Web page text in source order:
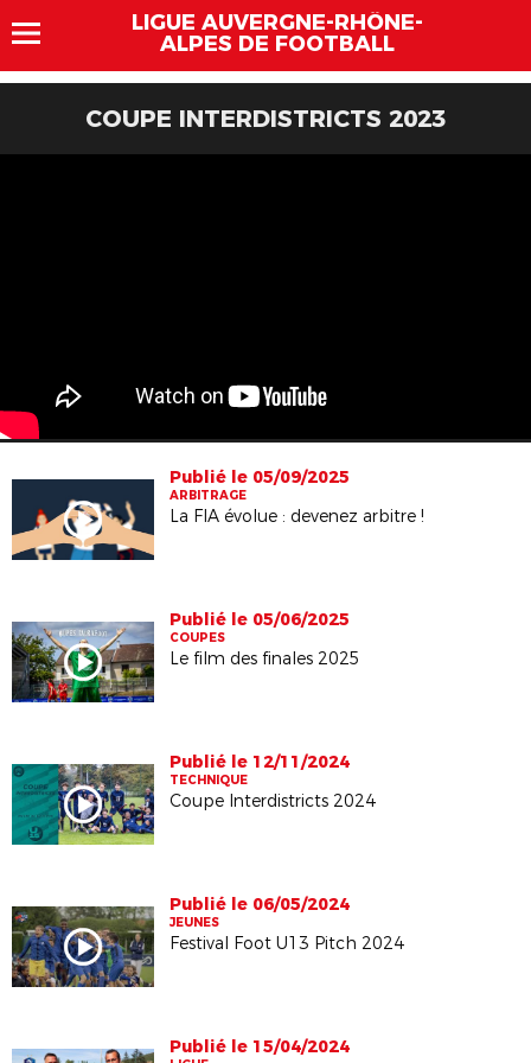
LIGUE AUVERGNE-RHÔNE-
ALPES DE FOOTBALL
COUPE INTERDISTRICTS 2023
Publié le 05/09/2025
ARBITRAGE
La FIA évolue : devenez arbitre !
Publié le 05/06/2025
COUPES
Le film des finales 2025
Publié le 12/11/2024
TECHNIQUE
Coupe Interdistricts 2024
Publié le 06/05/2024
JEUNES
Festival Foot U13 Pitch 2024
Publié le 15/04/2024